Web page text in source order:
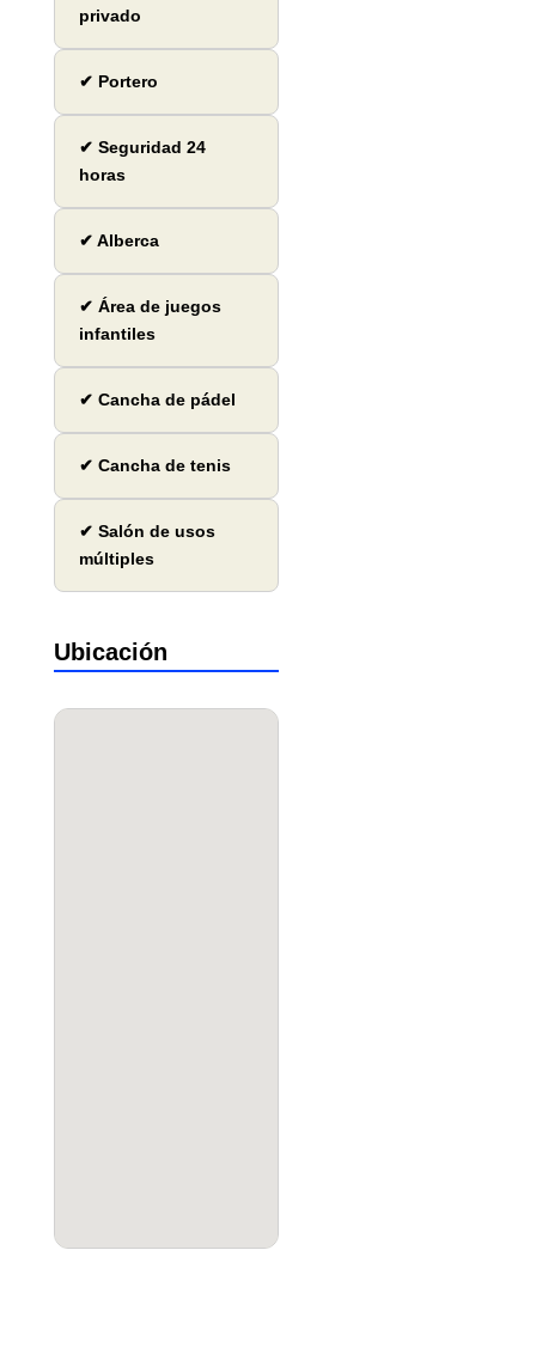
privado
✔ Portero
✔ Seguridad 24
horas
✔ Alberca
✔ Área de juegos
infantiles
✔ Cancha de pádel
✔ Cancha de tenis
✔ Salón de usos
múltiples
Ubicación